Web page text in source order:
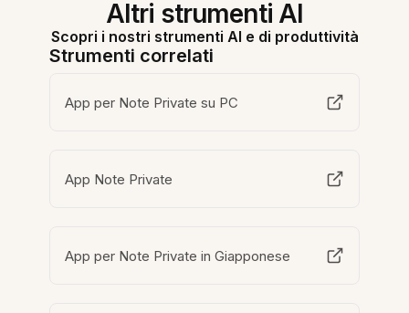
Altri strumenti AI
Scopri i nostri strumenti AI e di produttività
Strumenti correlati
App per Note Private su PC
App Note Private
App per Note Private in Giapponese